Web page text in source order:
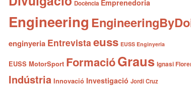
Docència Emprenedoria
Engineering
enginyeria Entrevista euss EUSS Enginyeria
EUSS MotorSport FormacióGraus Ignasi
Indústria Innovació Investigació Jordi Cruz